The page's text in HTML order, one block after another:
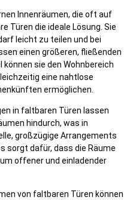
Innenräumen, die oft auf
Türen die ideale Lösung. Sie
leicht zu teilen und bei
einen größeren, fließenden
sie den Wohnbereich
eine nahtlose
ermöglichen.
in faltbaren Türen lassen
hindurch, was in
großzügige Arrangements
sorgt dafür, dass die Räume
offener und einladender
von faltbaren Türen können